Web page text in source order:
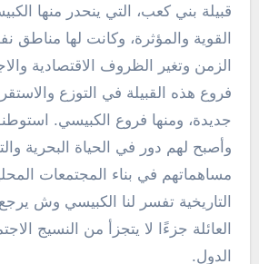
قبيلة بني كعب، التي ينحدر منها
القوية والمؤثرة، وكانت لها مناطق
الزمن وتغير الظروف الاقتصادية
فروع هذه القبيلة في التوزع
جديدة، ومنها فروع الكبيسي.
وأصبح لهم دور في الحياة البحرية
مساهماتهم في بناء المجتمعات
التاريخية تفسر لنا الكبيسي وش
العائلة جزءًا لا يتجزأ من النسيج
الدول.